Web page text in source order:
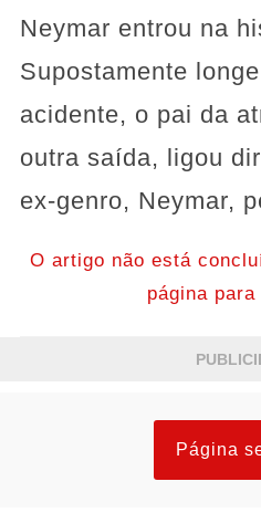
Neymar entrou na
Supostamente
acidente, o pai da
outra saída, ligou
ex-genro, Neymar,
O artigo não está
página
Página